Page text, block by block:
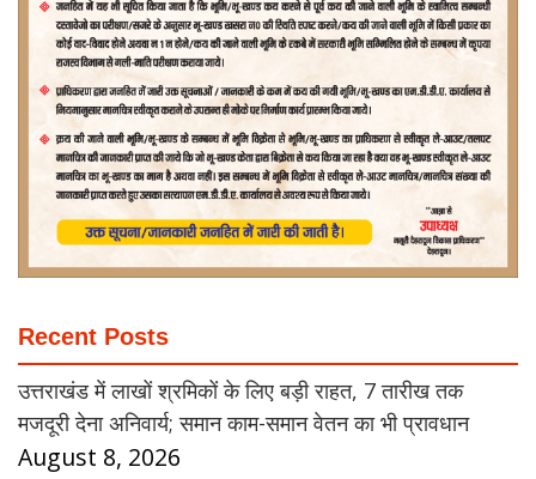
Recent Posts
उत्तराखंड में लाखों श्रमिकों के लिए बड़ी राहत, 7 तारीख तक
मजदूरी देना अनिवार्य; समान काम-समान वेतन का भी प्रावधान
August 8, 2026